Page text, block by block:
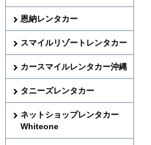
恩納レンタカー
スマイルリゾートレンタカー
カースマイルレンタカー沖縄
タニーズレンタカー
ネットショップレンタカー
Whiteone